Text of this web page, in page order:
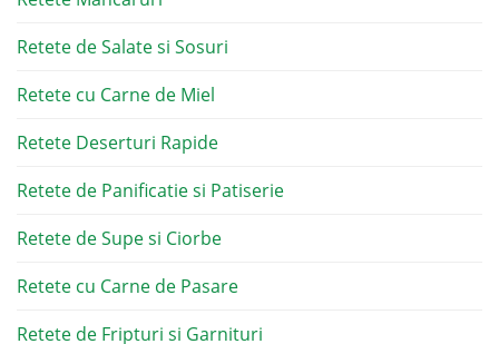
Retete de Salate si Sosuri
Retete cu Carne de Miel
Retete Deserturi Rapide
Retete de Panificatie si Patiserie
Retete de Supe si Ciorbe
Retete cu Carne de Pasare
Retete de Fripturi si Garnituri